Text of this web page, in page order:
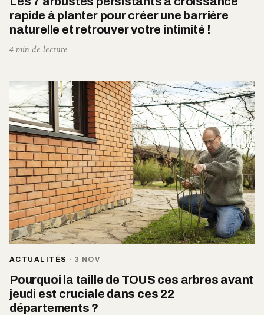
rapide à planter pour créer une barrière
naturelle et retrouver votre intimité !
4 min de lecture
ACTUALITÉS · 3 NOV
Pourquoi la taille de TOUS ces arbres avant
jeudi est cruciale dans ces 22
départements ?